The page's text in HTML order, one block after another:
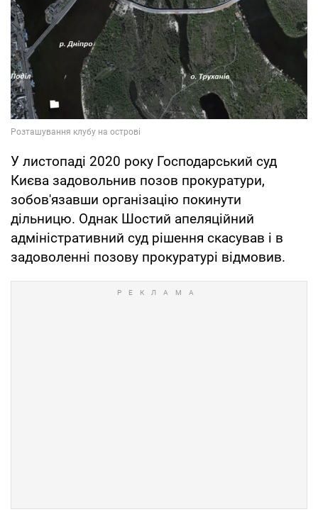
У листопаді 2020 року Господарський суд
Києва задовольнив позов прокуратури,
зобов'язавши організацію покинути
дільницю. Однак Шостий апеляційний
адміністративний суд рішення скасував і в
задоволенні позову прокуратурі відмовив.